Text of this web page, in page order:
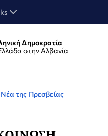
Δημοκρατία
στην Αλβανία
Νέα της Πρεσβείας